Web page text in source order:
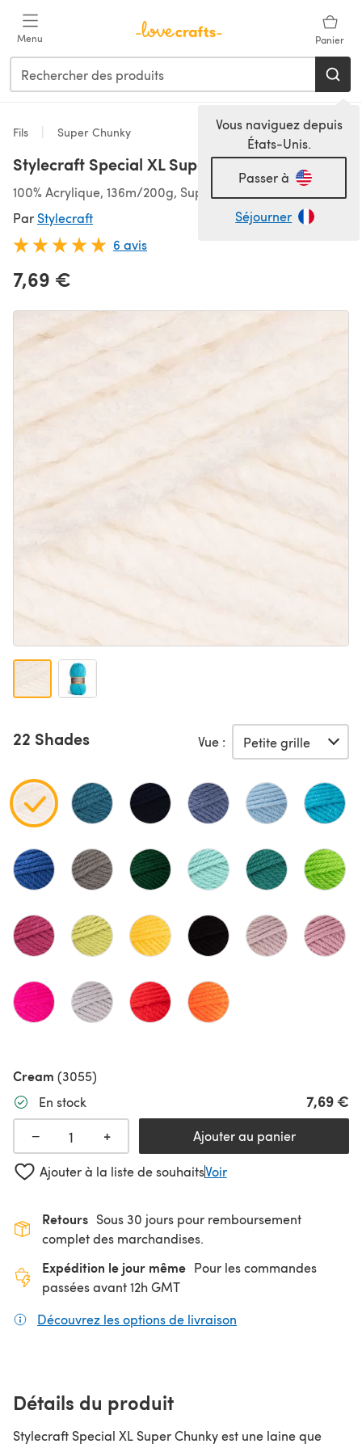
Menu Panier
Vous naviguez depuis
États-Unis.
Passer à
Séjourner
Fils Super Chunky
Stylecraft Special XL Super Chunky
100% Acrylique, 136m/200g, Super épais
Par Stylecraft
6 avis
7,69 €
22 Shades Vue :
Cream (3055)
En stock
7,69 €
−
+ Ajouter au panier
Ajouter à la liste de souhaitsVoir
Retours Sous 30 jours pour remboursement
complet des marchandises.
Expédition le jour même Pour les commandes
passées avant 12h GMT
Découvrez les options de livraison
Détails du produit
Stylecraft Special XL Super Chunky est une laine que